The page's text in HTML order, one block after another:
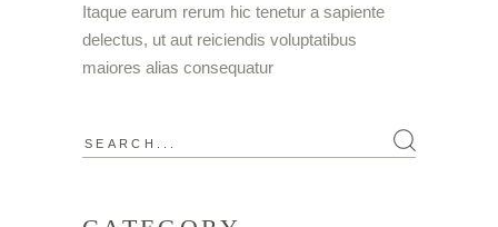
Itaque earum rerum hic tenetur a sapiente
delectus, ut aut reiciendis voluptatibus
maiores alias consequatur